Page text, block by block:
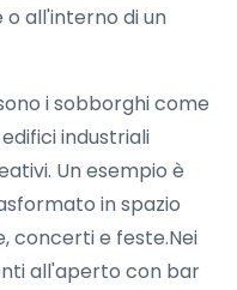
all'interno di un
i sobborghi come
industriali
Un esempio è
in spazio
concerti e feste.Nei
all'aperto con bar